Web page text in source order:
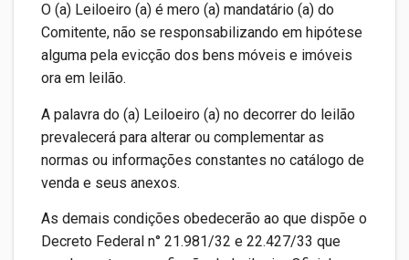
O (a) Leiloeiro (a) é mero (a) mandatário (a) do
Comitente, não se responsabilizando em hipótese
alguma pela evicção dos bens móveis e imóveis
ora em leilão.
A palavra do (a) Leiloeiro (a) no decorrer do leilão
prevalecerá para alterar ou complementar as
normas ou informações constantes no catálogo de
venda e seus anexos.
As demais condições obedecerão ao que dispõe o
Decreto Federal n° 21.981/32 e 22.427/33 que